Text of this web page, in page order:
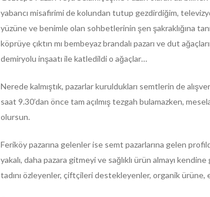
yabancı misafirimi de kolundan tutup gezdirdiğim,
yüzüne ve benimle olan sohbetlerinin şen şakraklığına
köprüye çıktın mı bembeyaz brandalı pazarı ve dut
demiryolu inşaatı ile katledildi o ağaçlar…
Nerede kalmıştık, pazarlar kuruldukları semtlerin de
saat 9.30’dan önce tam açılmış tezgah bulamazken,
olursun.
Feriköy pazarına gelenler ise semt pazarlarına gelen
yakalı, daha pazara gitmeyi ve sağlıklı ürün almayı
tadını özleyenler, çiftçileri destekleyenler, organik ürüne,